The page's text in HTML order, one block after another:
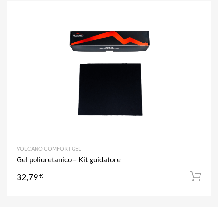
VOLCANO COMFORT GEL
Gel poliuretanico – Kit guidatore
32,79€